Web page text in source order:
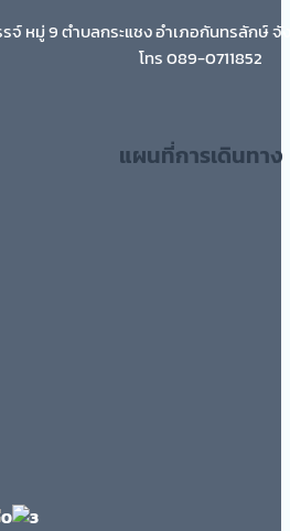
รจ์ หมู่ 9 ตำบลกระแชง อำเภอกันทรลักษ์
โทร 089-0711852
แผนที่การเดินทาง